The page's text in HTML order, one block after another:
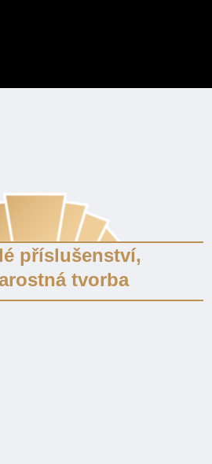
příslušenství,
tvorba